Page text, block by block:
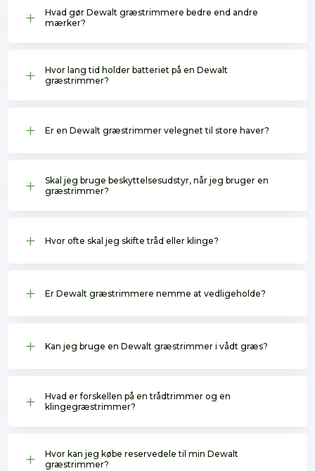
L
Hvad gør Dewalt græstrimmere bedre end andre
mærker?
L
Hvor lang tid holder batteriet på en Dewalt
græstrimmer?
L Er en Dewalt græstrimmer velegnet til store haver?
L
Skal jeg bruge beskyttelsesudstyr, når jeg bruger en
græstrimmer?
L Hvor ofte skal jeg skifte tråd eller klinge?
L Er Dewalt græstrimmere nemme at vedligeholde?
L Kan jeg bruge en Dewalt græstrimmer i vådt græs?
L
Hvad er forskellen på en trådtrimmer og en
klingegræstrimmer?
L
Hvor kan jeg købe reservedele til min Dewalt
græstrimmer?